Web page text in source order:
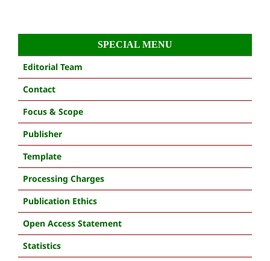
SPECIAL MENU
Editorial Team
Contact
Focus & Scope
Publisher
Template
Processing Charges
Publication Ethics
Open Access Statement
Statistics